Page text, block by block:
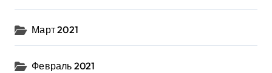
Март 2021
Февраль 2021